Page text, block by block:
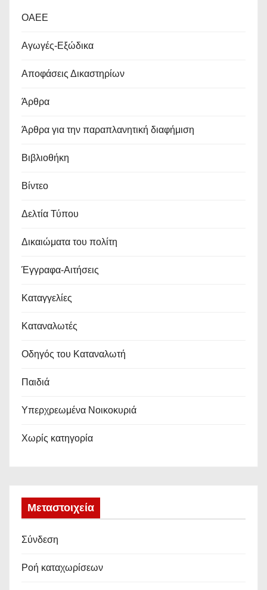
OAEE
Αγωγές-Εξώδικα
Αποφάσεις Δικαστηρίων
Άρθρα
Άρθρα για την παραπλανητική διαφήμιση
Βιβλιοθήκη
Βίντεο
Δελτία Τύπου
Δικαιώματα του πολίτη
Έγγραφα-Αιτήσεις
Καταγγελίες
Καταναλωτές
Οδηγός του Καταναλωτή
Παιδιά
Υπερχρεωμένα Νοικοκυριά
Χωρίς κατηγορία
Μεταστοιχεία
Σύνδεση
Ροή καταχωρίσεων